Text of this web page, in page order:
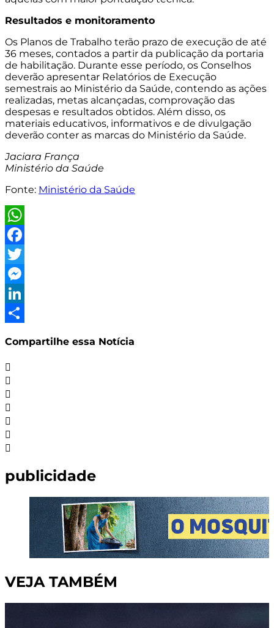
Resultados e monitoramento
Os Planos de Trabalho terão prazo de execução de até
36 meses, contados a partir da publicação da portaria
de habilitação. Durante esse período, os Conselhos
deverão apresentar Relatórios de Execução
semestrais ao Ministério da Saúde, contendo as ações
realizadas, metas alcançadas, comprovação das
despesas e resultados obtidos. Além disso, os
materiais educativos, informativos e de divulgação
deverão conter as marcas do Ministério da Saúde.
Jaciara França
Ministério da Saúde
Fonte: Ministério da Saúde
WhatsApp
Facebook
Twitter
Messenger
LinkedIn
Compartilhe essa Notícia
publicidade
VEJA TAMBÉM